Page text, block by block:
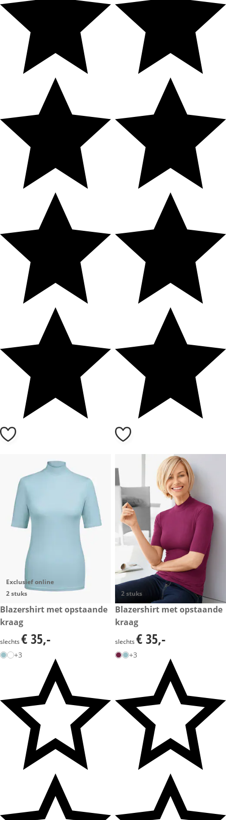
Exclusief online
2 stuks
€ 35,-
Blazershirt met opstaande
kraag
€ 35,-
slechts € 35,-
+3
2 stuks
€ 35,-
Blazershirt met opstaande
kraag
€ 35,-
slechts € 35,-
+3